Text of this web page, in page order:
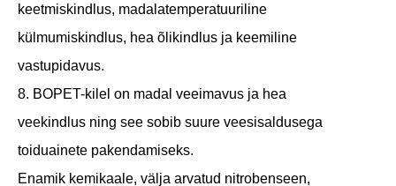
keetmiskindlus, madalatemperatuuriline
külmumiskindlus, hea õlikindlus ja keemiline
vastupidavus.
8. BOPET-kilel on madal veeimavus ja hea
veekindlus ning see sobib suure veesisaldusega
toiduainete pakendamiseks.
Enamik kemikaale, välja arvatud nitrobenseen,